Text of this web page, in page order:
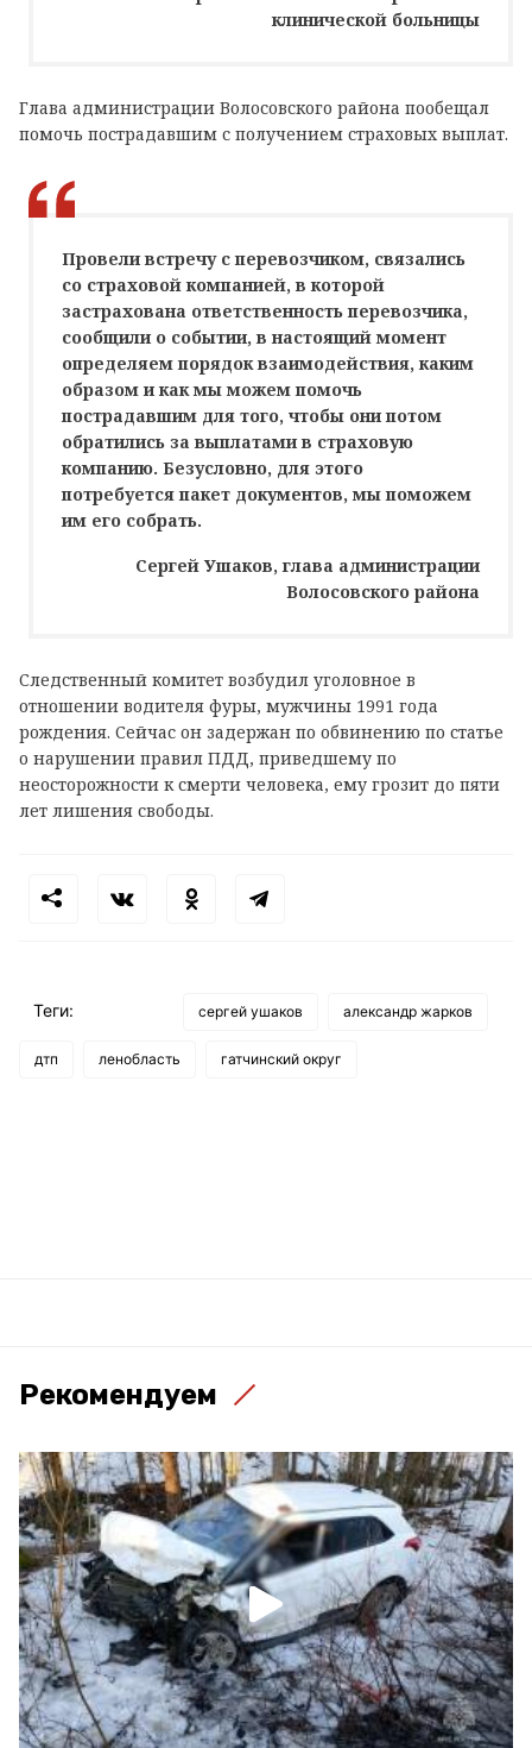
клинической больницы
Глава администрации Волосовского района пообещал
помочь пострадавшим с получением страховых выплат.
Провели встречу с перевозчиком, связались
со страховой компанией, в которой
застрахована ответственность перевозчика,
сообщили о событии, в настоящий момент
определяем порядок взаимодействия, каким
образом и как мы можем помочь
пострадавшим для того, чтобы они потом
обратились за выплатами в страховую
компанию. Безусловно, для этого
потребуется пакет документов, мы поможем
им его собрать.
Сергей Ушаков, глава администрации
Волосовского района
Следственный комитет возбудил уголовное в
отношении водителя фуры, мужчины 1991 года
рождения. Сейчас он задержан по обвинению по статье
о нарушении правил ПДД, приведшему по
неосторожности к смерти человека, ему грозит до пяти
лет лишения свободы.
Теги: сергей ушаков александр жарков
дтп ленобласть гатчинский округ
Рекомендуем